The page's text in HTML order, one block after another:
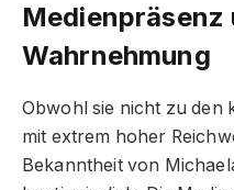
Wahrnehmung
Obwohl sie nicht zu den
mit extrem hoher
Bekanntheit von